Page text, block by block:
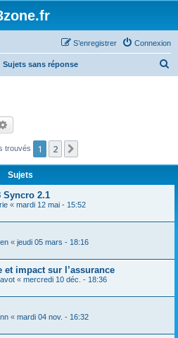
Connexion
S’enregistrer
Sujets sans réponse
c
trouvés 1 2
Sujets
Syncro 2.1
« mardi 12 mai - 15:52
« jeudi 05 mars - 18:16
impact sur l’assurance
« mercredi 10 déc. - 18:36
« mardi 04 nov. - 16:32